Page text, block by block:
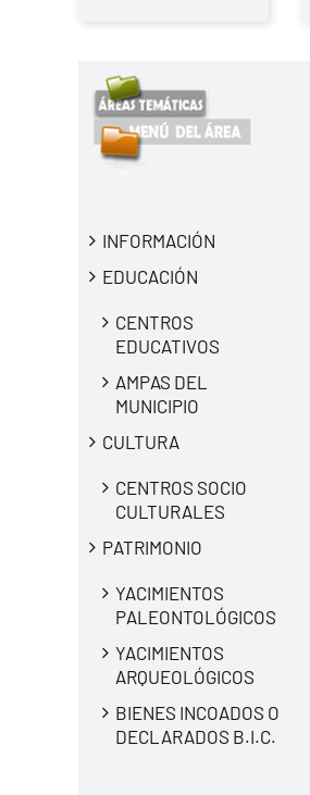
INFORMACIÓN
EDUCACIÓN
CENTROS
EDUCATIVOS
AMPAS DEL
MUNICIPIO
CULTURA
CENTROS SOCIO
CULTURALES
PATRIMONIO
YACIMIENTOS
PALEONTOLÓGICOS
YACIMIENTOS
ARQUEOLÓGICOS
BIENES INCOADOS O
DECLARADOS B.I.C.